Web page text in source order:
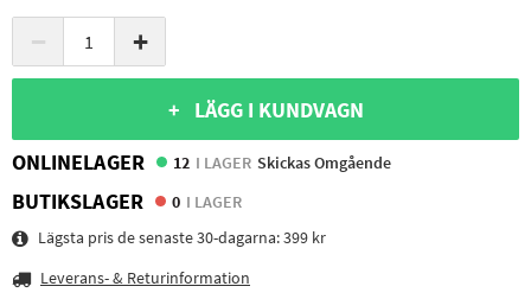
− +
+ LÄGG I KUNDVAGN
ONLINELAGER
12 I LAGER Skickas Omgående
BUTIKSLAGER 0 I LAGER
Lägsta pris de senaste 30-dagarna:399 kr
Leverans- & Returinformation